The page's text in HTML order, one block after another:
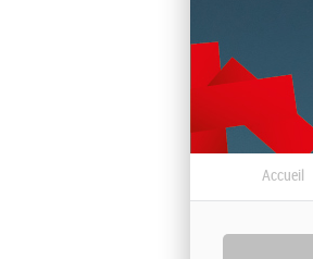
Accueil